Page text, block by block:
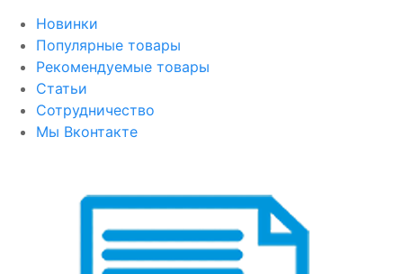
Новинки
Популярные товары
Рекомендуемые товары
Статьи
Сотрудничество
Мы Вконтакте